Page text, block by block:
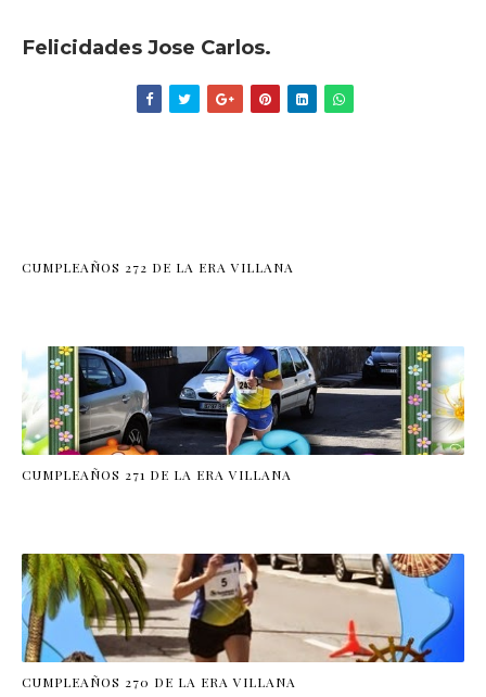
Felicidades Jose Carlos.
CUMPLEAÑOS 272 DE LA ERA VILLANA
CUMPLEAÑOS 271 DE LA ERA VILLANA
CUMPLEAÑOS 270 DE LA ERA VILLANA